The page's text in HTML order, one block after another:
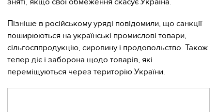
зняті, якщо свої обмеження скасує Україна.
Пізніше в російському уряді повідомили, що санкції
поширюються на українські промислові товари,
сільгосппродукцію, сировину і продовольство. Також
тепер діє і заборона щодо товарів, які
переміщуються через територію України.